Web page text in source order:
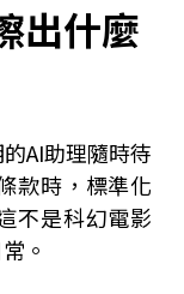
出什麼
AI助理隨時待
款時，標準化
不是科幻電影
。